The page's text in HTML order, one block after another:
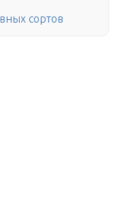
сортов